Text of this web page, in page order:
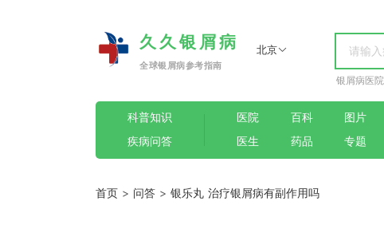
久久银屑病
全球银屑病参考指南
北京
银屑病医院
科普知识
疾病问答
医院
医生
百科
药品
图片
专题
首页 > 问答 > 银乐丸 治疗银屑病有副作用吗